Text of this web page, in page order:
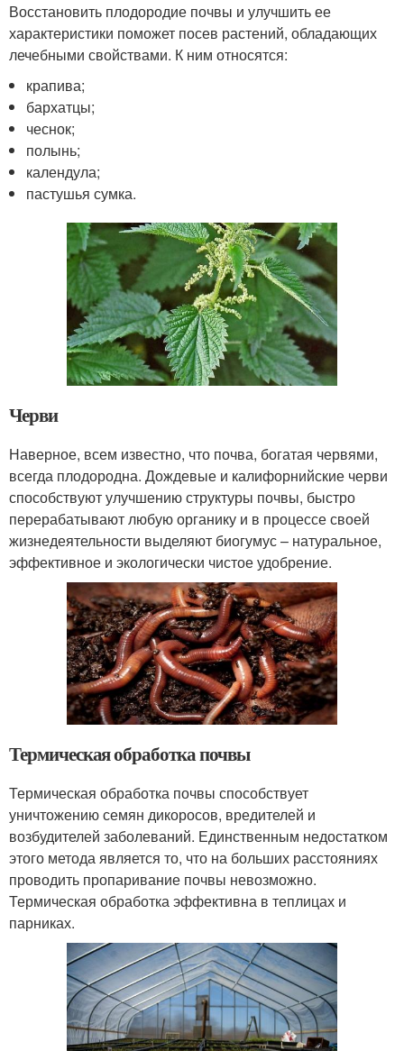
Восстановить плодородие почвы и улучшить ее
характеристики поможет посев растений, обладающих
лечебными свойствами. К ним относятся:
крапива;
бархатцы;
чеснок;
полынь;
календула;
пастушья сумка.
Черви
Наверное, всем известно, что почва, богатая червями,
всегда плодородна. Дождевые и калифорнийские черви
способствуют улучшению структуры почвы, быстро
перерабатывают любую органику и в процессе своей
жизнедеятельности выделяют биогумус – натуральное,
эффективное и экологически чистое удобрение.
Термическая обработка почвы
Термическая обработка почвы способствует
уничтожению семян дикоросов, вредителей и
возбудителей заболеваний. Единственным недостатком
этого метода является то, что на больших расстояниях
проводить пропаривание почвы невозможно.
Термическая обработка эффективна в теплицах и
парниках.